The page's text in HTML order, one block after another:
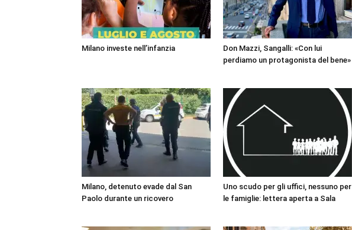
Milano investe nell’infanzia
Don Mazzi, Sangalli: «Con lui
perdiamo un protagonista del bene»
Milano, detenuto evade dal San
Paolo durante un ricovero
Uno scudo per gli uffici, nessuno per
le famiglie: lettera aperta a Sala